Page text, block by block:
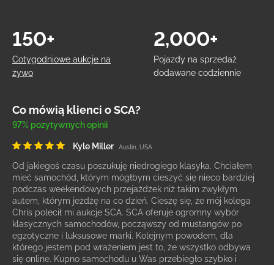
Cotygodniowe aukcje na
żywo
150+
Pojazdy na sprzedaż
dodawane codziennie
2,000+
Co mówią klienci o SCA?
97% pozytywnych opinii
Kyle Miller Austin, USA
Od jakiegoś czasu poszukuję niedrogiego klasyka. Chciałem
mieć samochód, którym mógłbym cieszyć się nieco bardziej
podczas weekendowych przejażdżek niż takim zwykłym
autem, którym jeżdżę na co dzień. Cieszę się, że mój kolega
Chris polecił mi aukcje SCA. SCA oferuje ogromny wybór
klasycznych samochodów, począwszy od mustangów po
egzotyczne i luksusowe marki. Kolejnym powodem, dla
którego jestem pod wrażeniem jest to, że wszystko odbywa
się online. Kupno samochodu u Was przebiegło szybko i